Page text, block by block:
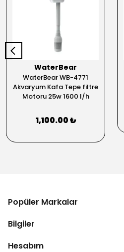
WaterBear
WaterBear WB-4771
Akvaryum Kafa Tepe filtre
Motoru 25w 1600 l/h
1,100.00 ₺
Popüler Markalar
Bilgiler
Hesabım